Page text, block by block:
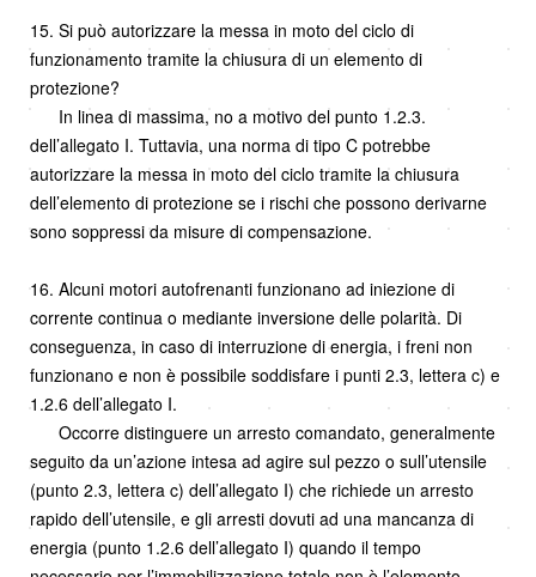
15. Si può autorizzare la messa in moto del ciclo di
funzionamento tramite la chiusura di un elemento di
protezione?
In linea di massima, no a motivo del punto 1.2.3.
dell’allegato I. Tuttavia, una norma di tipo C potrebbe
autorizzare la messa in moto del ciclo tramite la chiusura
dell’elemento di protezione se i rischi che possono derivarne
sono soppressi da misure di compensazione.
16. Alcuni motori autofrenanti funzionano ad iniezione di
corrente continua o mediante inversione delle polarità. Di
conseguenza, in caso di interruzione di energia, i freni non
funzionano e non è possibile soddisfare i punti 2.3, lettera c) e
1.2.6 dell’allegato I.
Occorre distinguere un arresto comandato, generalmente
seguito da un’azione intesa ad agire sul pezzo o sull’utensile
(punto 2.3, lettera c) dell’allegato I) che richiede un arresto
rapido dell’utensile, e gli arresti dovuti ad una mancanza di
energia (punto 1.2.6 dell’allegato I) quando il tempo